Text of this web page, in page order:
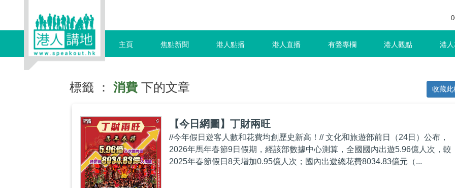
主頁 焦點新聞 港人點播 港人直播 有聲專欄 港人觀點 港
標籤 ： 消費 下的文章 收藏此
【今日網圖】丁財兩旺
//今年假日遊客人數和花費均創歷史新高！// 文化和旅遊部前日（24日）公布，
2026年馬年春節9日假期，經該部數據中心測算，全國國內出遊5.96億人次，較
2025年春節假日8天增加0.95億人次；國內出遊總花費8034.83億元（...